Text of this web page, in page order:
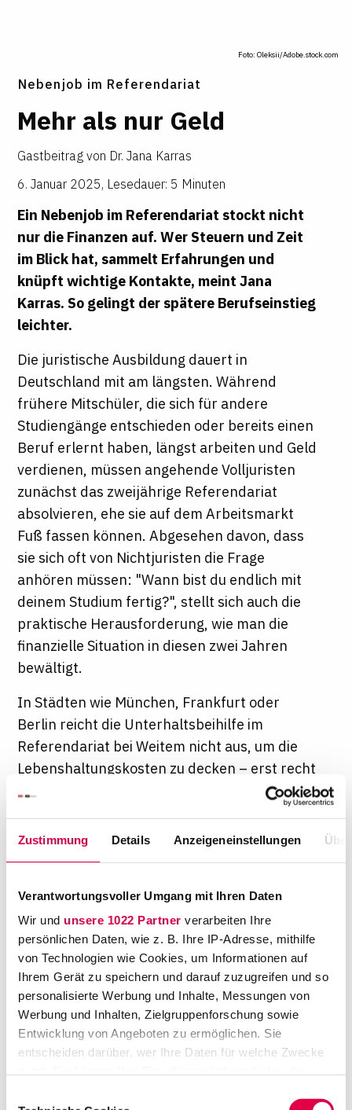
Zustimmung Details Anzeigeneinstellungen
Verantwortungsvoller Umgang mit Ihren Daten
Wir und unsere 1022 Partner verarbeiten Ihre
persönlichen Daten, wie z. B. Ihre IP-Adresse, mithilfe
von Technologien wie Cookies, um Informationen auf
Ihrem Gerät zu speichern und darauf zuzugreifen und so
personalisierte Werbung und Inhalte, Messungen von
Werbung und Inhalten, Zielgruppenforschung sowie
Entwicklung von Angeboten zu ermöglichen. Sie
entscheiden darüber, wer Ihre Daten für welche Zwecke
Foto: Oleksii/Adobe.stock.com
Nebenjob im Referendariat
Mehr als nur Geld
Gastbeitrag von Dr. Jana Karras
6. Januar 2025, Lesedauer: 5 Minuten
Ein Nebenjob im Referendariat stockt nicht
nur die Finanzen auf. Wer Steuern und Zeit
im Blick hat, sammelt Erfahrungen und
knüpft wichtige Kontakte, meintJana
Karras. So gelingt der spätere Berufseinstieg
leichter.
Die juristische Ausbildung dauert in
Deutschland mit am längsten. Während
frühere Mitschüler, die sich für andere
Studiengänge entschieden oder bereits einen
Beruf erlernt haben, längst arbeiten und Geld
verdienen, müssen angehende Volljuristen
zunächst das zweijährige Referendariat
absolvieren, ehe sie auf dem Arbeitsmarkt
Fuß fassen können. Abgesehen davon, dass
sie sich oft von Nichtjuristen die Frage
anhören müssen: "Wann bist du endlich mit
deinem Studium fertig?", stellt sich auch die
praktische Herausforderung, wie man die
finanzielle Situation in diesen zwei Jahren
bewältigt.
In Städten wie München, Frankfurt oder
Berlin reicht die Unterhaltsbeihilfe im
Referendariat bei Weitem nicht aus, um die
Lebenshaltungskosten zu decken – erst recht
nicht, wenn man teure Kommentare,
Lehrbücher oder Repetitorien für das Examen
finanzieren muss. Referendare sind dort
Osten Deutschlands, lassen sich die
Referendariatszeiten hingegen auch ohne
Nebentätigkeit überbrücken. Darüber hinaus
besteht mitunter ein Anspruch auf Wohngeld,
der die finanzielle Situation eines Referendars
zusätzlich entlasten kann.
Ein Nebenjob während des Referendariats ist